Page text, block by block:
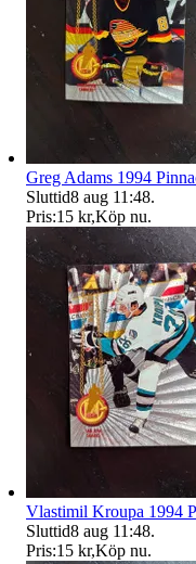
Greg Adams 1994
Sluttid8 aug 11:48.
Pris:15 kr,Köp nu.
Vlastimil Kroupa 1994
Sluttid8 aug 11:48.
Pris:15 kr,Köp nu.